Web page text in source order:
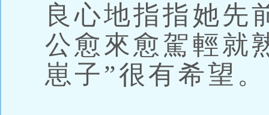
良心地指指她先
公愈來愈駕輕就
崽子”很有希望。